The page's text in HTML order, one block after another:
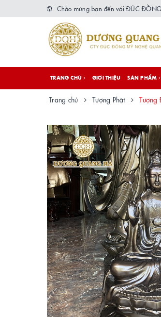
Chào mừng bạn đến với ĐÚC
TRANG CHỦ GIỚI THIỆU SẢN PHẨM
Trang chủ Tượng Phật Tượng